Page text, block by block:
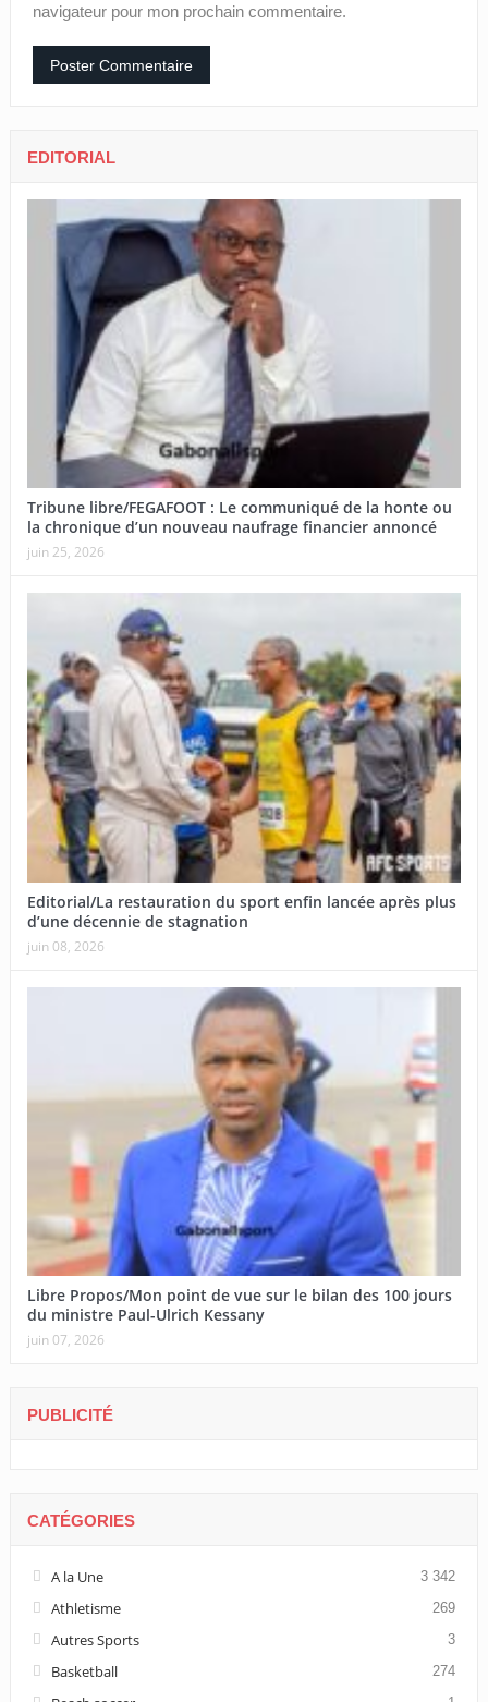
navigateur pour mon prochain commentaire.
EDITORIAL
Tribune libre/FEGAFOOT : Le communiqué de la honte ou
la chronique d’un nouveau naufrage financier annoncé
juin 25, 2026
Editorial/La restauration du sport enfin lancée après plus
d’une décennie de stagnation
juin 08, 2026
Libre Propos/Mon point de vue sur le bilan des 100 jours
du ministre Paul-Ulrich Kessany
juin 07, 2026
PUBLICITÉ
CATÉGORIES
A la Une 3 342
Athletisme 269
Autres Sports 3
Basketball 274